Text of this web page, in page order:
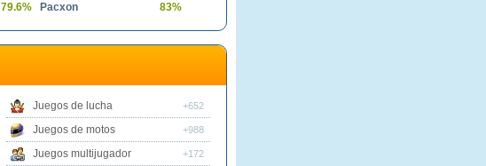
79.6% Pacxon 83%
Juegos de lucha +652
Juegos de motos +988
Juegos multijugador +172